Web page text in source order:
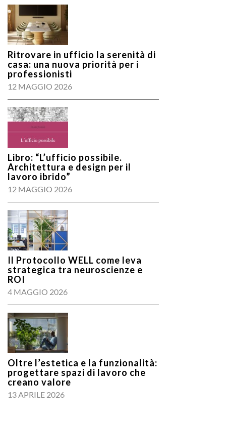
Ritrovare in ufficio la serenità di
casa: una nuova priorità per i
professionisti
12 MAGGIO 2026
Libro: “L’ufficio possibile.
Architettura e design per il
lavoro ibrido”
12 MAGGIO 2026
Il Protocollo WELL come leva
strategica tra neuroscienze e
ROI
4 MAGGIO 2026
Oltre l’estetica e la funzionalità:
progettare spazi di lavoro che
creano valore
13 APRILE 2026